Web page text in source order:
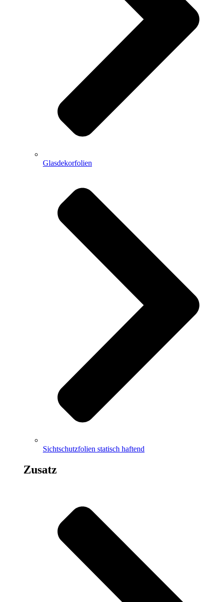
Glasdekorfolien
Sichtschutzfolien statisch haftend
Zusatz